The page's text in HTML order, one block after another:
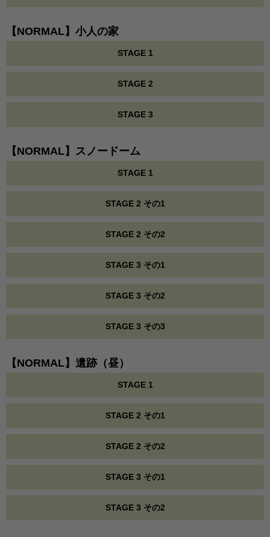
【NORMAL】小人の家
STAGE 1
STAGE 2
STAGE 3
【NORMAL】スノードーム
STAGE 1
STAGE 2 その1
STAGE 2 その2
STAGE 3 その1
STAGE 3 その2
STAGE 3 その3
【NORMAL】遺跡（昼）
STAGE 1
STAGE 2 その1
STAGE 2 その2
STAGE 3 その1
STAGE 3 その2